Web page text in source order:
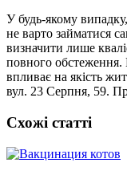
У будь-якому
не варто займатися
визначити лише
повного обстеження.
впливає на якість
вул. 23 Серпня, 59.
Схожі статті